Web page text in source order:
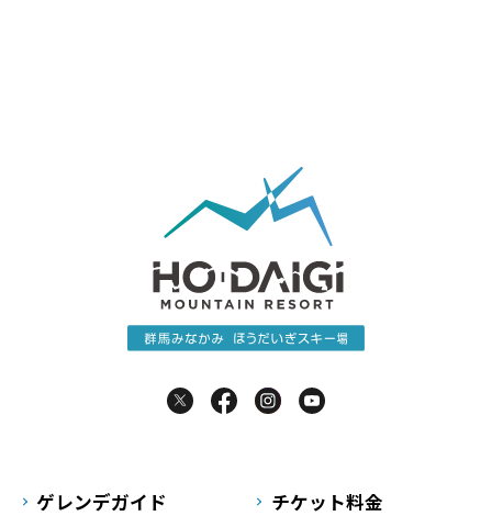
ゲレンデガイド チケット料金